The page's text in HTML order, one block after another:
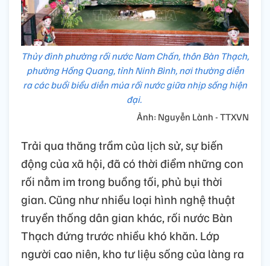
Thủy đình phường rối nước Nam Chấn, thôn Bàn Thạch,
phường Hồng Quang, tỉnh Ninh Bình, nơi thường diễn
ra các buổi biểu diễn múa rối nước giữa nhịp sống hiện
đại.
Ảnh: Nguyễn Lành - TTXVN
Trải qua thăng trầm của lịch sử, sự biến
động của xã hội, đã có thời điểm những con
rối nằm im trong buồng tối, phủ bụi thời
gian. Cũng như nhiều loại hình nghệ thuật
truyền thống dân gian khác, rối nước Bàn
Thạch đứng trước nhiều khó khăn. Lớp
người cao niên, kho tư liệu sống của làng ra